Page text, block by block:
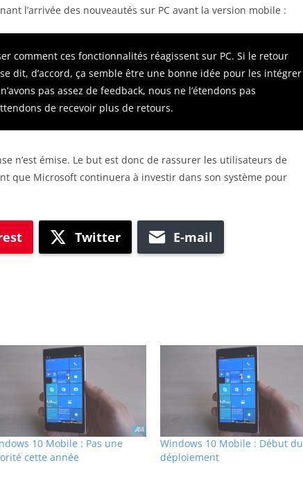
l’arrivée des nouveautés sur PC avant la version mobile :
comment ces fonctionnalités réagissent sur PC. Si le retour
dit, d’accord, ça semble être une bonne idée pour les intégrer
pas assez de feedback, nous ne l’étendons pas
de recevoir plus de retours.
n’est émise. Le but est donc de rassurer les utilisateurs de
que Microsoft continuera à investir dans son système pour
Twitter E-mail
10 Mobile : Pas une
cette année
Windows 10 Mobile : Début du
déploiement